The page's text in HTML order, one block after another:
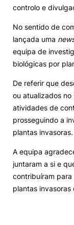
©2026
controlo e
No sentido de
lançada uma
equipa de
biológicas por
De referir que
ou atualizados no
atividades de
prosseguindo a
plantas invasoras.
A equipa
juntaram a si e
contribuíram
plantas invasoras